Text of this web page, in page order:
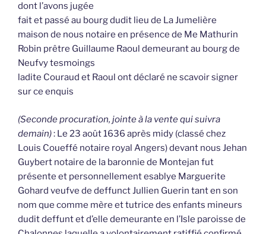
dont l’avons jugée
fait et passé au bourg dudit lieu de La Jumelière
maison de nous notaire en présence de Me Mathurin
Robin prêtre Guillaume Raoul demeurant au bourg de
Neufvy tesmoings
ladite Couraud et Raoul ont déclaré ne scavoir signer
sur ce enquis
(Seconde procuration, jointe à la vente qui suivra
demain): Le 23 août 1636 après midy (classé chez
Louis Coueffé notaire royal Angers) devant nous Jehan
Guybert notaire de la baronnie de Montejan fut
présente et personnellement esablye Marguerite
Gohard veufve de deffunct Jullien Guerin tant en son
nom que comme mère et tutrice des enfants mineurs
dudit deffunt et d’elle demeurante en l’Isle paroisse de